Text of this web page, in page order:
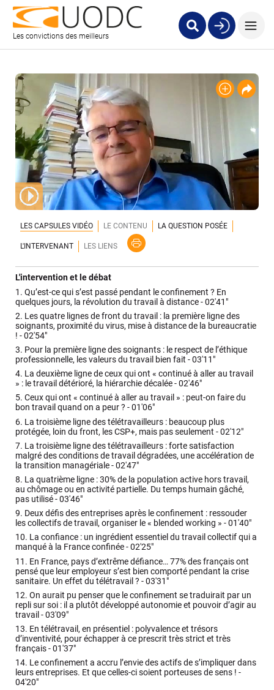
Les convictions des meilleurs
LES CAPSULES VIDÉO LE CONTENU LA QUESTION POSÉE
L'INTERVENANT LES LIENS
L'intervention et le débat
1. Qu’est-ce qui s’est passé pendant le confinement ? En
quelques jours, la révolution du travail à distance -02'41"
2. Les quatre lignes de front du travail : la première ligne des
soignants, proximité du virus, mise à distance de la bureaucratie
! -02'54"
3. Pour la première ligne des soignants : le respect de l’éthique
professionnelle, les valeurs du travail bien fait -03'11"
4. La deuxième ligne de ceux qui ont « continué à aller au travail
» : le travail détérioré, la hiérarchie décalée -02'46"
5. Ceux qui ont « continué à aller au travail » : peut-on faire du
bon travail quand on a peur ? -01'06"
6. La troisième ligne des télétravailleurs : beaucoup plus
protégée, loin du front, les CSP+, mais pas seulement -02'12"
7. La troisième ligne des télétravailleurs : forte satisfaction
malgré des conditions de travail dégradées, une accélération de
la transition managériale -02'47"
8. La quatrième ligne : 30% de la population active hors travail,
au chômage ou en activité partielle. Du temps humain gâché,
pas utilisé -03'46"
9. Deux défis des entreprises après le confinement : ressouder
les collectifs de travail, organiser le « blended working » -01'40"
10. La confiance : un ingrédient essentiel du travail collectif qui a
manqué à la France confinée -02'25"
11. En France, pays d’extrême défiance… 77% des français ont
pensé que leur employeur s’est bien comporté pendant la crise
sanitaire. Un effet du télétravail ? -03'31"
12. On aurait pu penser que le confinement se traduirait par un
repli sur soi : il a plutôt développé autonomie et pouvoir d’agir au
travail -03'09"
13. En télétravail, en présentiel : polyvalence et trésors
d’inventivité, pour échapper à ce prescrit très strict et très
français -01'37"
14. Le confinement a accru l’envie des actifs de s’impliquer dans
leurs entreprises. Et que celles-ci soient porteuses de sens ! -
04'20"